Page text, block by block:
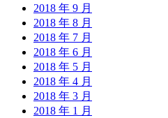
2018 年 9 月
2018 年 8 月
2018 年 7 月
2018 年 6 月
2018 年 5 月
2018 年 4 月
2018 年 3 月
2018 年 1 月